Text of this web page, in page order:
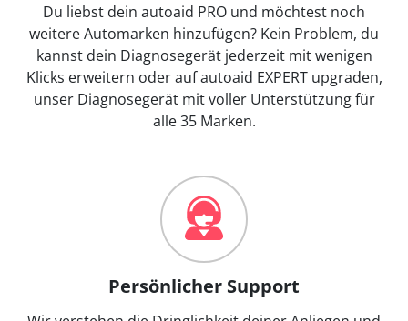
Du liebst dein autoaid PRO und möchtest noch
weitere Automarken hinzufügen? Kein Problem, du
kannst dein Diagnosegerät jederzeit mit wenigen
Klicks erweitern oder auf autoaid EXPERT upgraden,
unser Diagnosegerät mit voller Unterstützung für
alle 35 Marken.
Persönlicher Support